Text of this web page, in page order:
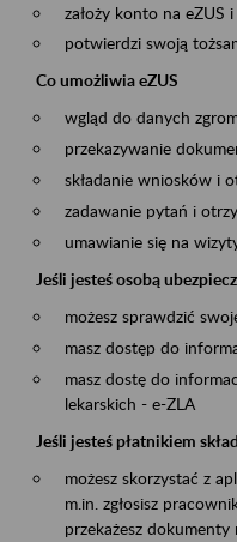
założy konto na eZUS i
potwierdzi swoją
Co umożliwia eZUS
wgląd do danych
przekazywanie
składanie wniosków i
zadawanie pytań i
umawianie się na
Jeśli jesteś osobą
możesz sprawdzić
masz dostęp do
masz dostę do
lekarskich - e-ZLA
Jeśli jesteś płatnikiem
możesz skorzystać z
m.in. zgłosisz
przekażesz